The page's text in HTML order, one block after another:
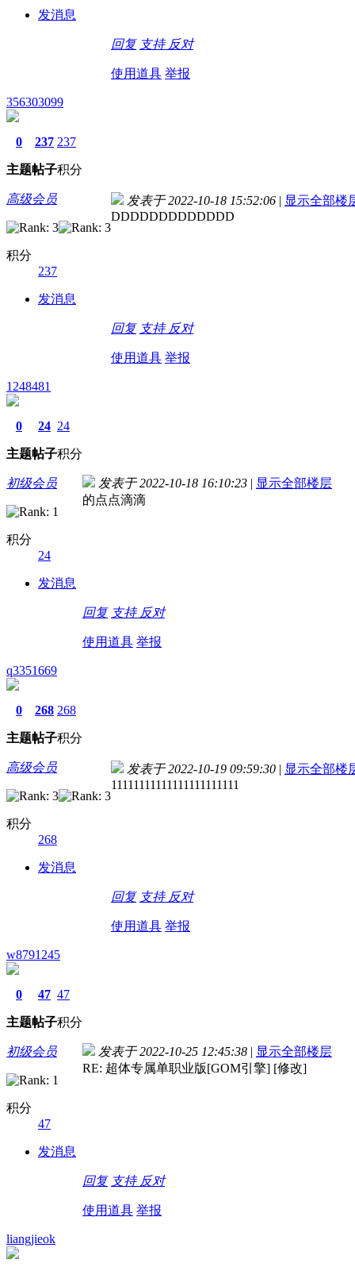
发消息
回复 支持 反对
使用道具 举报
356303099
0
主题
237
帖子
237
积分
高级会员
积分
237
发消息
发表于 2022-10-18 15:52:06 | 显示全部楼
DDDDDDDDDDDDD
回复 支持 反对
使用道具 举报
1248481
0
主题
24
帖子
24
积分
初级会员
积分
24
发消息
发表于 2022-10-18 16:10:23 | 显示全部楼层
的点点滴滴
回复 支持 反对
使用道具 举报
q3351669
0
主题
268
帖子
268
积分
高级会员
积分
268
发消息
发表于 2022-10-19 09:59:30 | 显示全部楼
11111111111111111111111
回复 支持 反对
使用道具 举报
w8791245
0
主题
47
帖子
47
积分
初级会员
积分
47
发消息
发表于 2022-10-25 12:45:38 | 显示全部楼层
RE: 超体专属单职业版[GOM引擎] [修改]
回复 支持 反对
使用道具 举报
liangjieok